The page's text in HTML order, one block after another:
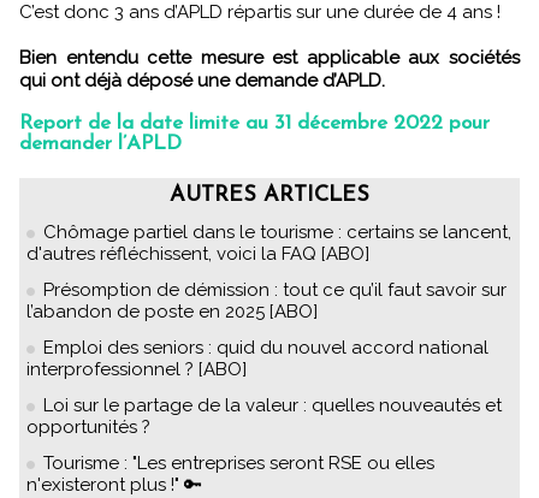
C’est donc 3 ans d’APLD répartis sur une durée de 4 ans !
Bien entendu cette mesure est applicable aux sociétés
qui ont déjà déposé une demande d’APLD.
Report de la date limite au 31 décembre 2022 pour
demander l’APLD
AUTRES ARTICLES
Chômage partiel dans le tourisme : certains se lancent,
d'autres réfléchissent, voici la FAQ [ABO]
Présomption de démission : tout ce qu’il faut savoir sur
l’abandon de poste en 2025 [ABO]
Emploi des seniors : quid du nouvel accord national
interprofessionnel ? [ABO]
Loi sur le partage de la valeur : quelles nouveautés et
opportunités ?
Tourisme : "Les entreprises seront RSE ou elles
n'existeront plus !" 🔑